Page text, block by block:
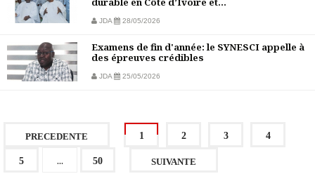
JDA 28/05/2026
Examens de fin d'année: le SYNESCI appelle à
des épreuves crédibles
JDA 25/05/2026
PRECEDENTE 1 2 3 4
5 ... 50 SUIVANTE